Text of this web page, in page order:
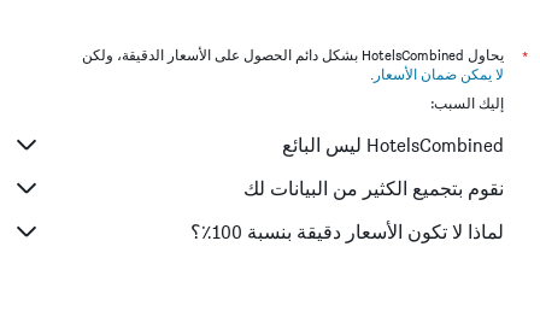
*
يحاول HotelsCombined بشكل دائم الحصول على الأسعار الدقيقة، ولكن
لا يمكن ضمان الأسعار .
إليك السبب:
HotelsCombined ليس البائع
نقوم بتجميع الكثير من البيانات لك
لماذا لا تكون الأسعار دقيقة بنسبة 100٪؟